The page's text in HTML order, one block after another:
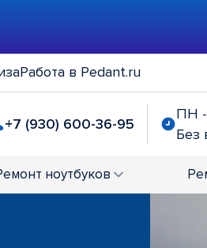
Работа в Pedant.ru
+7 (930) 600-36-95
ПН -
Без
ноутбуков